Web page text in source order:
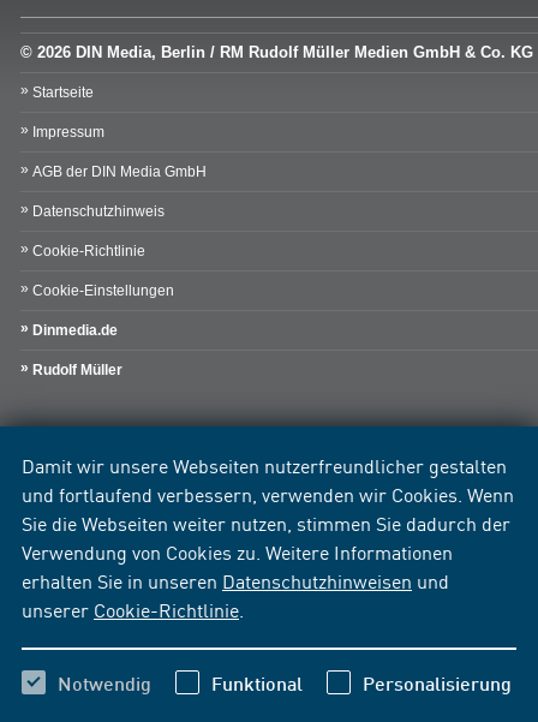
Damit wir unsere Webseiten nutzerfreundlicher gestalten
und fortlaufend verbessern, verwenden wir Cookies. Wenn
Sie die Webseiten weiter nutzen, stimmen Sie dadurch der
Verwendung von Cookies zu. Weitere Informationen
erhalten Sie in unseren Datenschutzhinweisen und
unserer Cookie-Richtlinie
Notwendig Funktional Personalisierung
© 2026 DIN Media, Berlin / RM Rudolf Müller Medien GmbH & Co. KG
Startseite
Impressum
AGB der DIN Media GmbH
Datenschutzhinweis
Cookie-Richtlinie
Cookie-Einstellungen
Dinmedia.de
Rudolf Müller